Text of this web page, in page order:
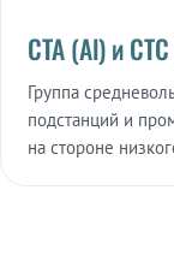
СТА (Al) и
Группа
подстанций и
на стороне